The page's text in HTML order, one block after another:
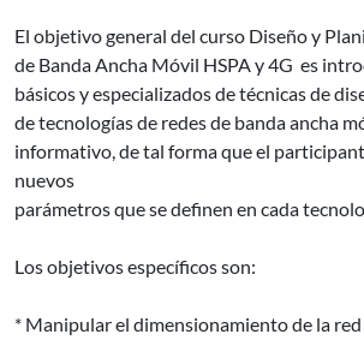
El objetivo general del curso Diseño y
de Banda Ancha Móvil HSPA y 4G es
básicos y especializados de técnicas de
de tecnologías de redes de banda ancha
informativo, de tal forma que el
nuevos
parámetros que se definen en cada
Los objetivos específicos son:
* Manipular el dimensionamiento de la red